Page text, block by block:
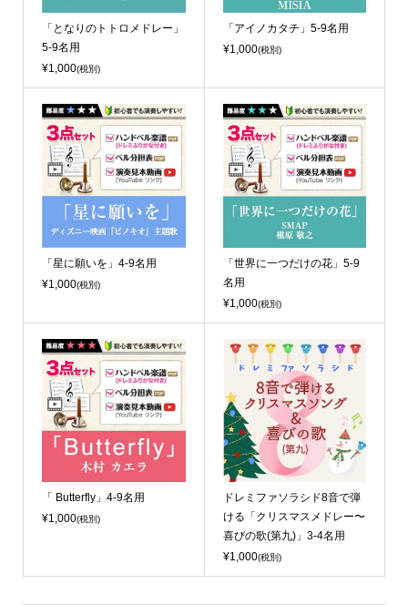
「となりのトトロメドレー」
5-9名用
¥1,000(税別)
「アイノカタチ」5-9名用
¥1,000(税別)
「星に願いを」4-9名用
¥1,000(税別)
「世界に一つだけの花」5-9
名用
¥1,000(税別)
「 Butterfly」4-9名用
¥1,000(税別)
ドレミファソラシド8音で弾
ける「クリスマスメドレー〜
喜びの歌(第九)」3-4名用
¥1,000(税別)